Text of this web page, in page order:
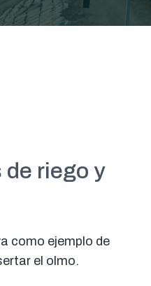
riego y
como ejemplo de
el olmo.